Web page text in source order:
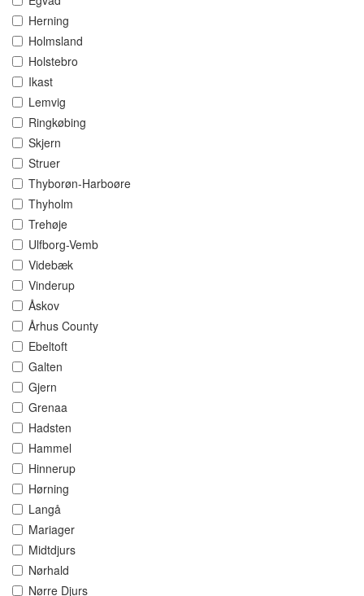
Herning
Holmsland
Holstebro
Ikast
Lemvig
Ringkøbing
Skjern
Struer
Thyborøn-Harboøre
Thyholm
Trehøje
Ulfborg-Vemb
Videbæk
Vinderup
Åskov
Århus County
Ebeltoft
Galten
Gjern
Grenaa
Hadsten
Hammel
Hinnerup
Hørning
Langå
Mariager
Midtdjurs
Nørhald
Nørre Djurs